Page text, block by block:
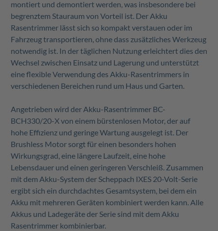
montiert und demontiert werden, was insbesondere bei
begrenztem Stauraum von Vorteil ist. Der Akku
Rasentrimmer lässt sich so kompakt verstauen oder im
Fahrzeug transportieren, ohne dass zusätzliches Werkzeug
notwendig ist. In der täglichen Nutzung erleichtert dies den
Wechsel zwischen Einsatz und Lagerung und unterstützt
eine flexible Verwendung des Akku-Rasentrimmers in
verschiedenen Bereichen rund um Haus und Garten.
Angetrieben wird der Akku-Rasentrimmer BC-
BCH330/20-X von einem bürstenlosen Motor, der auf
hohe Effizienz und geringe Wartung ausgelegt ist. Der
Brushless Motor sorgt für einen besonders hohen
Wirkungsgrad, eine längere Laufzeit, eine hohe
Lebensdauer und einen geringeren Verschleiß. Zusammen
mit dem Akku-System der Scheppach IXES 20-Volt-Serie
ergibt sich ein durchdachtes Gesamtsystem, bei dem ein
Akku mit mehreren Geräten kombiniert werden kann. Alle
Akkus und Ladegeräte der Serie sind mit dem Akku
Rasentrimmer kombinierbar.